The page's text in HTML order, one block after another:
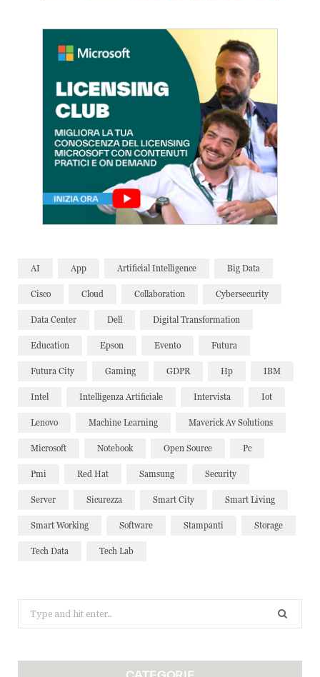
AI App Artificial Intelligence Big Data
Cisco Cloud Collaboration Cybersecurity
Data Center Dell Digital Transformation
Education Epson Evento Futura
Futura City Gaming GDPR Hp IBM
Intel Intelligenza Artificiale Intervista Iot
Lenovo Machine Learning Maverick Av Solutions
Microsoft Notebook Open Source Pc
Pmi Red Hat Samsung Security
Server Sicurezza Smart City Smart Living
Smart Working Software Stampanti Storage
Tech Data Tech Lab
for: